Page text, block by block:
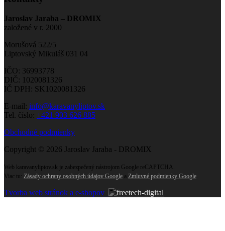
Jaroslav Jaraba – DROMIX
založené v r. 2000
Morušová 522/5
Liptovský Mikuláš 031 04
IČO: 36993778
DIČ: 1020081326
IČ DPH: SK1020081326
E-mail: info@karavanyliptov.sk
Tel. číslo: +421 903 626 885
Obchodné podmienky
Copyright © 2026 Jaroslav Jaraba - DROMIX
Web karavanyliptov.sk je zabezpečený nástrojom Google reCAPTCHA.
Viac tu: Zásady ochrany osobných údajov Google a Zmluvné podmienky Google
Tvorba web stránok a e-shopov